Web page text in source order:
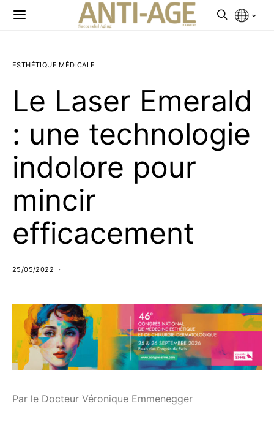
ESTHÉTIQUE MÉDICALE
Le Laser Emerald
: une technologie
indolore pour
mincir
efficacement
25/05/2022
Par le Docteur Véronique Emmenegger